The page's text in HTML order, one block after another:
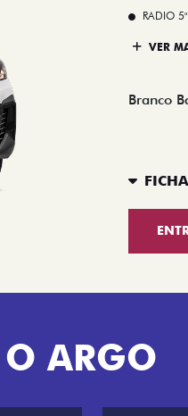
RADIO
VER
Branco
ARGO